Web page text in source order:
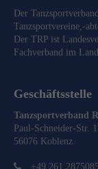
Der
Tanzsportvereine,-
Der TRP ist
Fachverband im
Geschäftsstelle
Tanzsportverband
Paul-Schneider-Str.
56076 Koblenz
+49 261